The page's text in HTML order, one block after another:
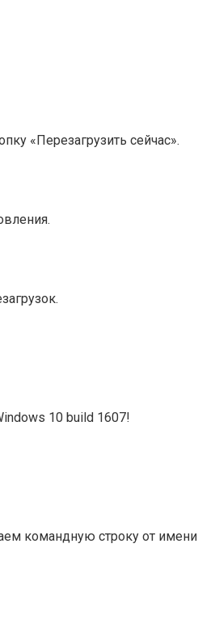
«Перезагрузить сейчас».
10 build 1607!
командную строку от имени